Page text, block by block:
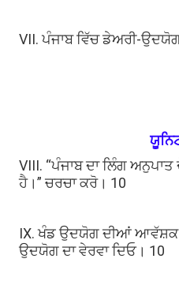
VII. ਪੰਜਾਬ ਵਿੱਚ ਡੇਅਰੀ-
VIII. “ਪੰਜਾਬ ਦਾ ਲਿੰਗ
ਹੈ।” ਚਰਚਾ ਕਰੋ। 10
IX. ਖੰਡ ਉਦਯੋਗ ਦੀਆਂ ਆਵੱਸ਼ਕ
ਉਦਯੋਗ ਦਾ ਵੇਰਵਾ ਦਿਓ। 10